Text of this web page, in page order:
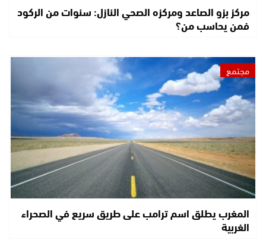
مركز بزو الصاعد ومركزه الصحي النازل: سنوات من الركود
فمن يحاسب من؟
مجتمع
المغرب يطلق اسم ترامب على طريق سريع في الصحراء
الغربية